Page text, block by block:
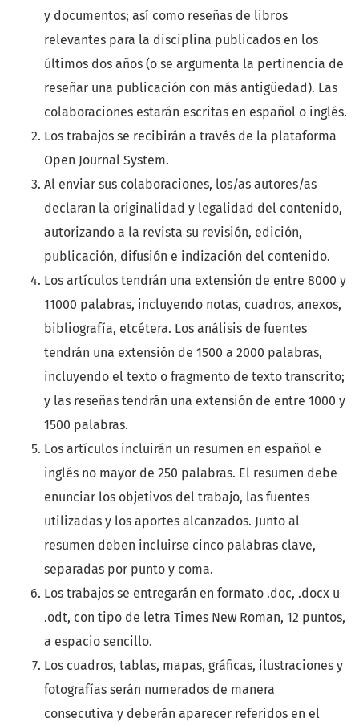
y documentos; así como reseñas de libros
relevantes para la disciplina publicados en los
últimos dos años (o se argumenta la pertinencia de
reseñar una publicación con más antigüedad). Las
colaboraciones estarán escritas en español o inglés.
Los trabajos se recibirán a través de la plataforma
Open Journal System.
Al enviar sus colaboraciones, los/as autores/as
declaran la originalidad y legalidad del contenido,
autorizando a la revista su revisión, edición,
publicación, difusión e indización del contenido.
Los artículos tendrán una extensión de entre 8000 y
11000 palabras, incluyendo notas, cuadros, anexos,
bibliografía, etcétera. Los análisis de fuentes
tendrán una extensión de 1500 a 2000 palabras,
incluyendo el texto o fragmento de texto transcrito;
y las reseñas tendrán una extensión de entre 1000 y
1500 palabras.
Los artículos incluirán un resumen en español e
inglés no mayor de 250 palabras. El resumen debe
enunciar los objetivos del trabajo, las fuentes
utilizadas y los aportes alcanzados. Junto al
resumen deben incluirse cinco palabras clave,
separadas por punto y coma.
Los trabajos se entregarán en formato .doc, .docx u
.odt, con tipo de letra Times New Roman, 12 puntos,
a espacio sencillo.
Los cuadros, tablas, mapas, gráficas, ilustraciones y
fotografías serán numerados de manera
consecutiva y deberán aparecer referidos en el